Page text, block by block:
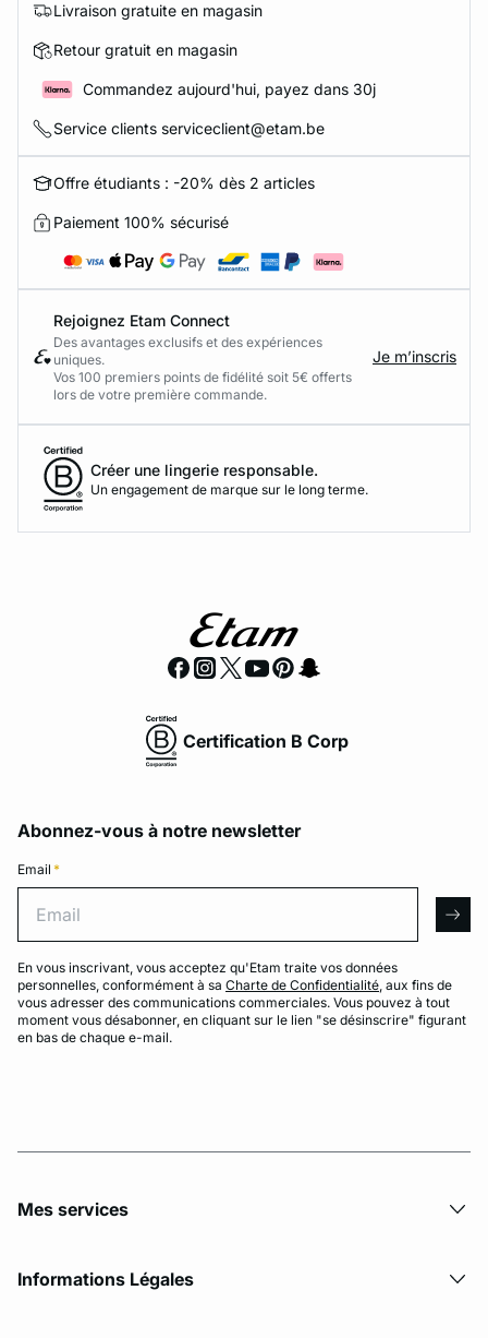
Livraison gratuite en magasin
Retour gratuit en magasin
Commandez aujourd'hui, payez dans 30j
Service clients serviceclient@etam.be
Offre étudiants : -20% dès 2 articles
Paiement 100% sécurisé
Rejoignez Etam Connect
Des avantages exclusifs et des expériences
uniques.
Vos 100 premiers points de fidélité soit 5€ offerts
lors de votre première commande.​
Je m’inscris
Créer une lingerie responsable.
Un engagement de marque sur le long terme.
Certification B Corp
Abonnez-vous à notre newsletter
Email *
En vous inscrivant, vous acceptez qu'Etam traite vos données
personnelles, conformément à sa Charte de Confidentialité, aux fins de
vous adresser des communications commerciales. Vous pouvez à tout
moment vous désabonner, en cliquant sur le lien "se désinscrire" figurant
en bas de chaque e-mail.
Mes services
Informations Légales